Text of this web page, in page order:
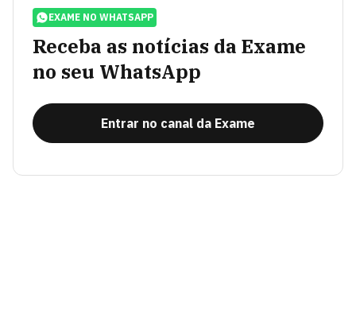
EXAME NO WHATSAPP
Receba as notícias da Exame
no seu WhatsApp
Entrar no canal da Exame